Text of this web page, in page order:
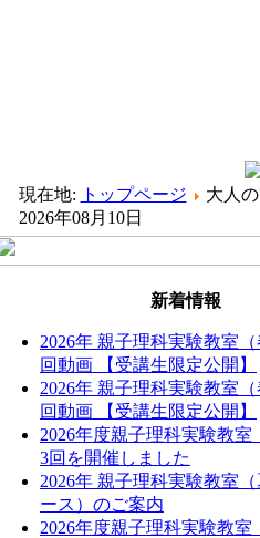
現在地: トップページ
大人
2026年08月10日
新着情報
2026年 親子理科実験教室
回動画 【受講生限定公開】
2026年 親子理科実験教室
回動画 【受講生限定公開】
2026年度親子理科実験教室
3回を開催しました
2026年 親子理科実験教室
ース）のご案内
2026年度親子理科実験教室